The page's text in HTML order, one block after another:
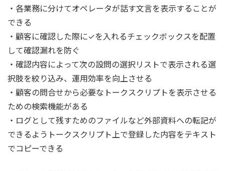
・各業務に分けてオペレータが話す文言を表示することが
できる
・顧客に確認した際に✓を入れるチェックボックスを配置
して確認漏れを防ぐ
・確認内容によって次の設問の選択リストで表示される選
択肢を絞り込み、運用効率を向上させる
・顧客の問合せから必要なトークスクリプトを表示させる
ための検索機能がある
・ログとして残すためのファイルなど外部資料への転記が
できるようトークスクリプト上で登録した内容をテキスト
でコピーできる